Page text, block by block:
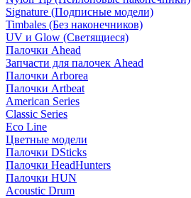
Signature (Подписные модели)
Timbales (Без наконечников)
UV и Glow (Светящиеся)
Палочки Ahead
Запчасти для палочек Ahead
Палочки Arborea
Палочки Artbeat
American Series
Classic Series
Eco Line
Цветные модели
Палочки DSticks
Палочки HeadHunters
Палочки HUN
Acoustic Drum